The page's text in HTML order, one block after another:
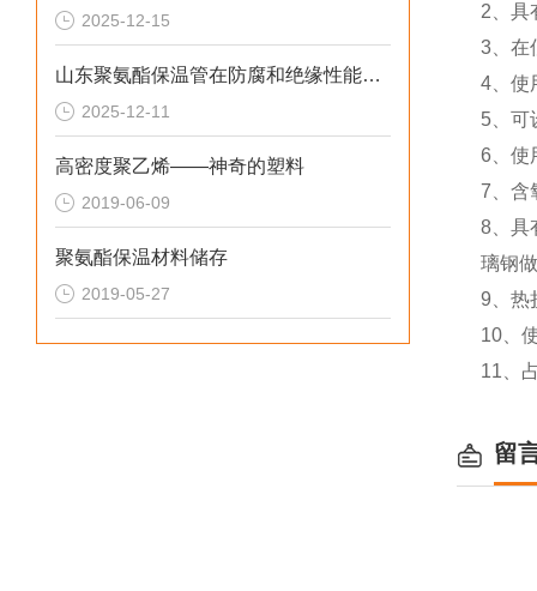
2025-12-15
山东聚氨酯保温管在防腐和绝缘性能方面表现优异
2025-12-11
高密度聚乙烯——神奇的塑料
2019-06-09
聚氨酯保温材料储存
2019-05-27
2、具
3、在
4、使
5、可
6、使
7、含
8、具
璃钢
9、热
10、
11、
留